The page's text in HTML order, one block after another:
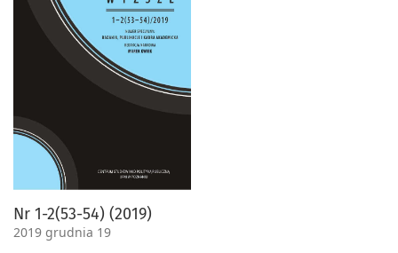
Nr 1-2(53-54) (2019)
2019 grudnia 19